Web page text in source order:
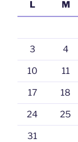
L
M
3 4
10 11
17 18
24 25
31